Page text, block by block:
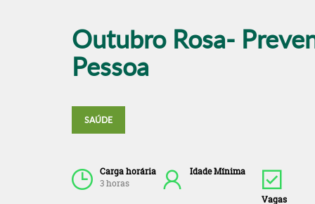
Outubro Rosa-
Pessoa
SAÚDE
Carga horária
3 horas
Idade Mínima
Vagas